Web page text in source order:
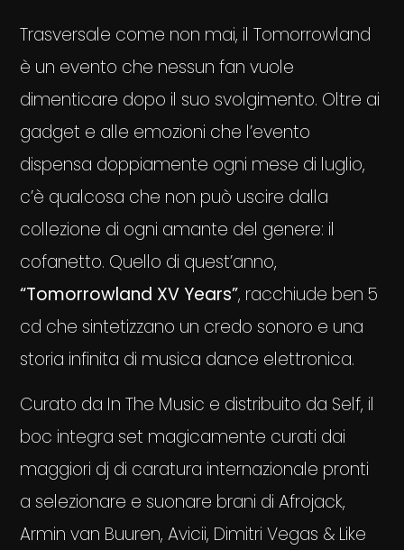
Trasversale come non mai, il Tomorrowland
è un evento che nessun fan vuole
dimenticare dopo il suo svolgimento. Oltre ai
gadget e alle emozioni che l’evento
dispensa doppiamente ogni mese di luglio,
c’è qualcosa che non può uscire dalla
collezione di ogni amante del genere: il
cofanetto. Quello di quest’anno,
“Tomorrowland XV Years”, racchiude ben 5
cd che sintetizzano un credo sonoro e una
storia infinita di musica dance elettronica.
Curato da In The Music e distribuito da Self, il
boc integra set magicamente curati dai
maggiori dj di caratura internazionale pronti
a selezionare e suonare brani di Afrojack,
Armin van Buuren, Avicii, Dimitri Vegas & Like